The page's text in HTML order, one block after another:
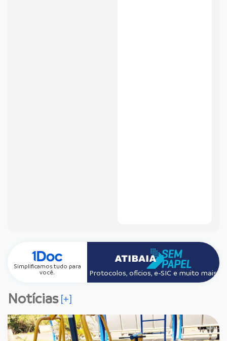
Simplificamos tudo para
você.
Protocolos, ofícios, e-SIC e muito mais
Notícias [+]